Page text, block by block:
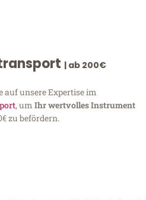
| ab 200€
auf unsere Expertise im
, um Ihr wertvolles Instrument
zu befördern.